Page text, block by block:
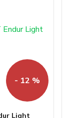
- 12 %
Light